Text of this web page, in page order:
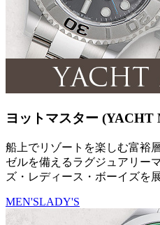
ヨットマスター (YACHT
船上でリゾートを楽しむ富裕
ゼルを備えるラグジュアリー
ズ・レディース・ボーイズを展
MEN'SLADY'S